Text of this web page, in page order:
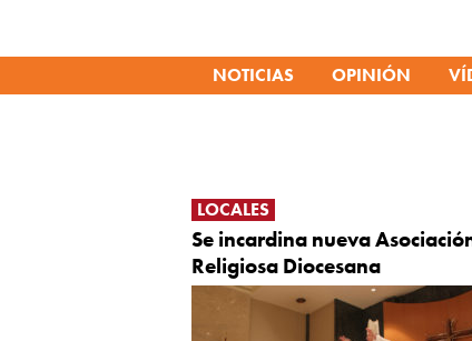
NOTICIAS OPINIÓN
LOCALES
Se incardina nueva
Religiosa Diocesana